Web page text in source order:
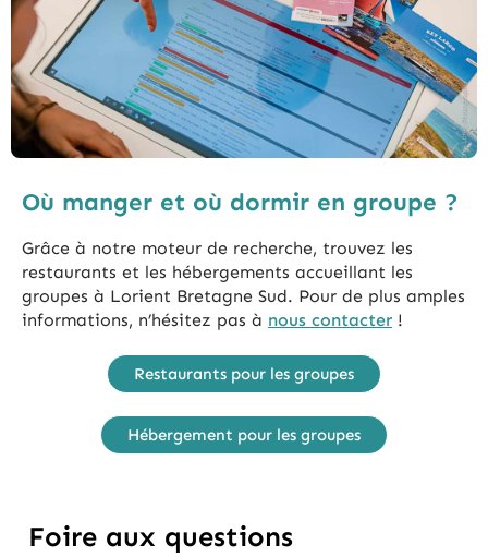
Où manger et où dormir en groupe ?
Grâce à notre moteur de recherche, trouvez les
restaurants et les hébergements accueillant les
groupes à Lorient Bretagne Sud. Pour de plus amples
informations, n’hésitez pas à nous contacter !
Restaurants pour les groupes
Hébergement pour les groupes
Foire aux questions